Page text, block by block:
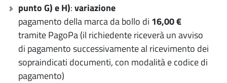
punto G) e H):variazione
pagamento della marca da bollo di 16,00 €
tramite PagoPa (il richiedente riceverà un avviso
di pagamento successivamente al ricevimento dei
sopraindicati documenti, con modalità e codice di
pagamento)